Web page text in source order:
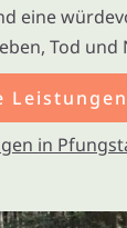
eine
Tod und
Leistungen
in